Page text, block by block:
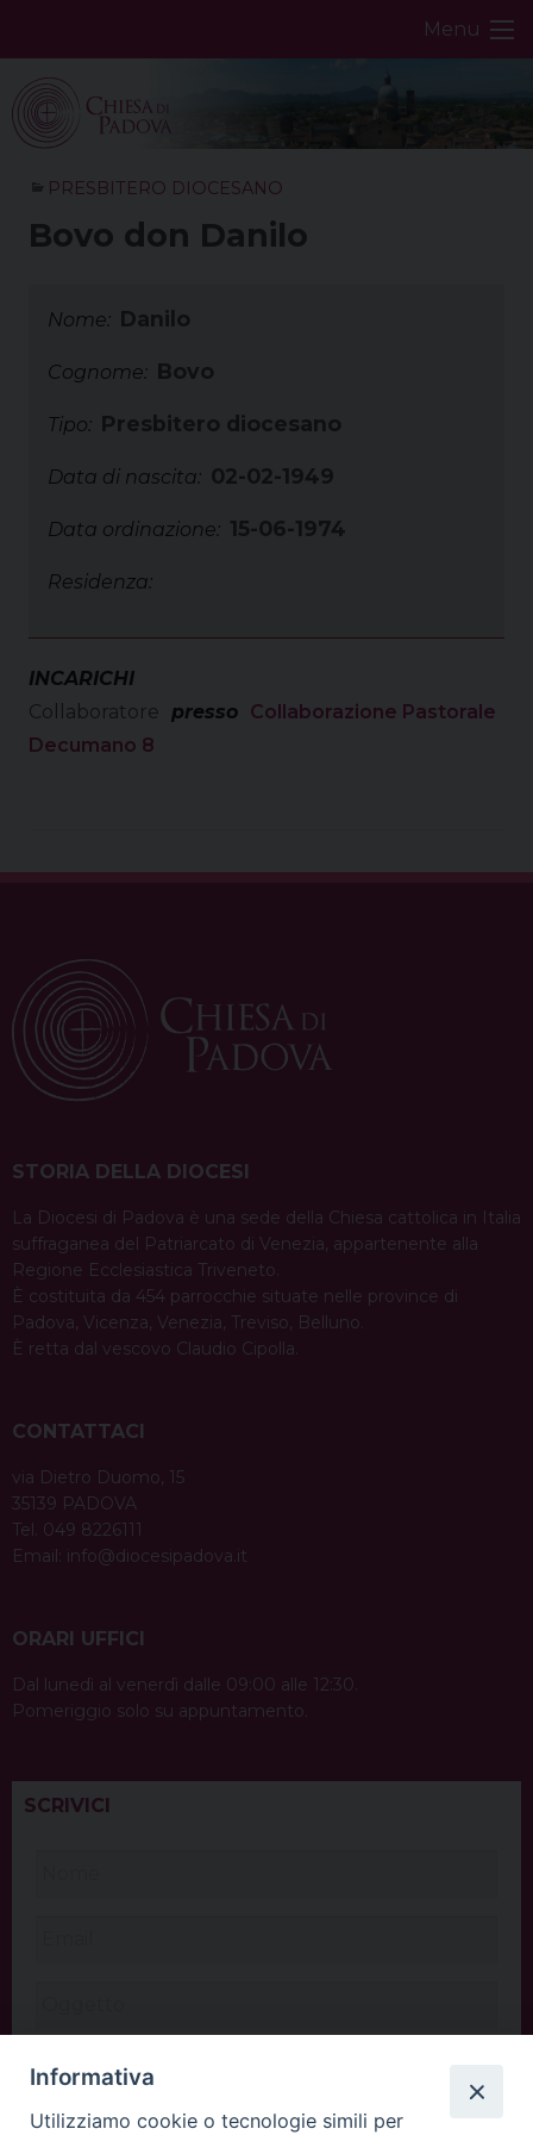
Menu
PRESBITERO DIOCESANO
Bovo don Danilo
Nome: Danilo
Cognome: Bovo
Tipo: Presbitero diocesano
Data di nascita: 02-02-1949
Data ordinazione: 15-06-1974
Residenza:
INCARICHI
Collaboratore
presso Collaborazione Pastorale
Decumano 8
STORIA DELLA DIOCESI
La Diocesi di Padova è una sede della Chiesa cattolica in Italia
suffraganea del Patriarcato di Venezia, appartenente alla
Regione Ecclesiastica Triveneto.
È costituita da 454 parrocchie situate nelle province di
Padova, Vicenza, Venezia, Treviso, Belluno.
È retta dal vescovo Claudio Cipolla.
CONTATTACI
via Dietro Duomo, 15
35139 PADOVA
Tel. 049 8226111
Email: info@diocesipadova.it
ORARI UFFICI
Dal lunedì al venerdì dalle 09:00 alle 12:30.
Pomeriggio solo su appuntamento.
SCRIVICI
Informativa
Utilizziamo cookie o tecnologie simili per